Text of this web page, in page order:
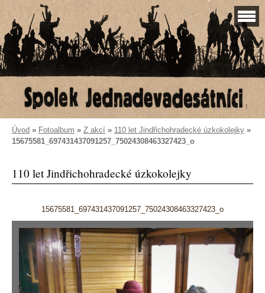
Úvod » Fotoalbum » Z akcí » 110 let Jindřichohradecké úzkokolejky »
15675581_697431437091257_75024308463327423_o
110 let Jindřichohradecké úzkokolejky
15675581_697431437091257_75024308463327423_o